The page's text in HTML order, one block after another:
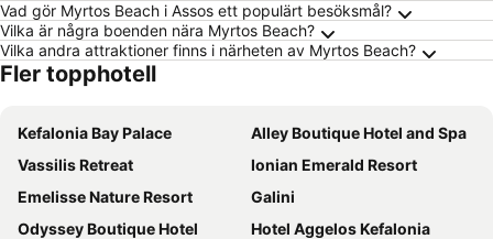
Vad gör Myrtos Beach i Assos ett populärt besöksmål?
Vilka är några boenden nära Myrtos Beach?
Vilka andra attraktioner finns i närheten av Myrtos Beach?
Fler topphotell
Kefalonia Bay Palace
Alley Boutique Hotel and Spa
Vassilis Retreat
Ionian Emerald Resort
Emelisse Nature Resort
Galini
Odyssey Boutique Hotel
Hotel Aggelos Kefalonia